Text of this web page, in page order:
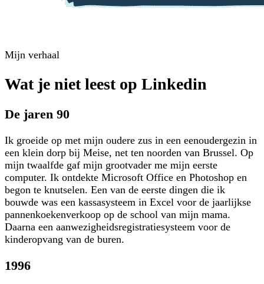
Mijn verhaal
Wat je niet leest op Linkedin
De jaren 90
Ik groeide op met mijn oudere zus in een eenoudergezin in
een klein dorp bij Meise, net ten noorden van Brussel. Op
mijn twaalfde gaf mijn grootvader me mijn eerste
computer. Ik ontdekte Microsoft Office en Photoshop en
begon te knutselen. Een van de eerste dingen die ik
bouwde was een kassasysteem in Excel voor de jaarlijkse
pannenkoekenverkoop op de school van mijn mama.
Daarna een aanwezigheidsregistratiesysteem voor de
kinderopvang van de buren.
1996